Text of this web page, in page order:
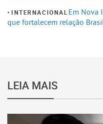
INTERNACIONAL Em Nova
que fortalecem relação
LEIA MAIS